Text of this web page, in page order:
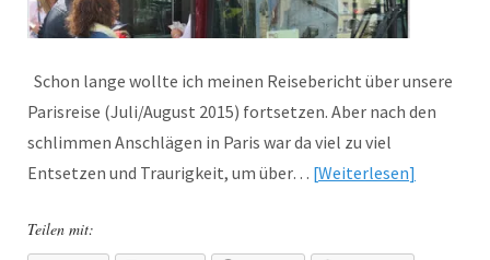
Schon lange wollte ich meinen Reisebericht über unsere
Parisreise (Juli/August 2015) fortsetzen. Aber nach den
schlimmen Anschlägen in Paris war da viel zu viel
Entsetzen und Traurigkeit, um über… Weiterlesen
Teilen mit: